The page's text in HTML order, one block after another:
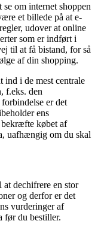
om internet shoppen
et billede på at e-
udover at online
som er indført i
til at få bistand, for så
af din shopping.
ind i de mest centrale
f.eks. den
er det
ens
købet af
uafhængig om du skal
dechifrere en stor
og derfor er det
vurderinger af
før du bestiller.